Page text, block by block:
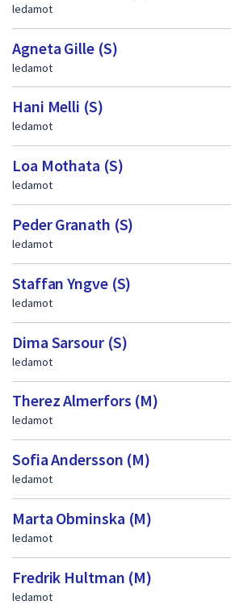
ledamot
Agneta Gille (S)
ledamot
Hani Melli (S)
ledamot
Loa Mothata (S)
ledamot
Peder Granath (S)
ledamot
Staffan Yngve (S)
ledamot
Dima Sarsour (S)
ledamot
Therez Almerfors (M)
ledamot
Sofia Andersson (M)
ledamot
Marta Obminska (M)
ledamot
Fredrik Hultman (M)
ledamot